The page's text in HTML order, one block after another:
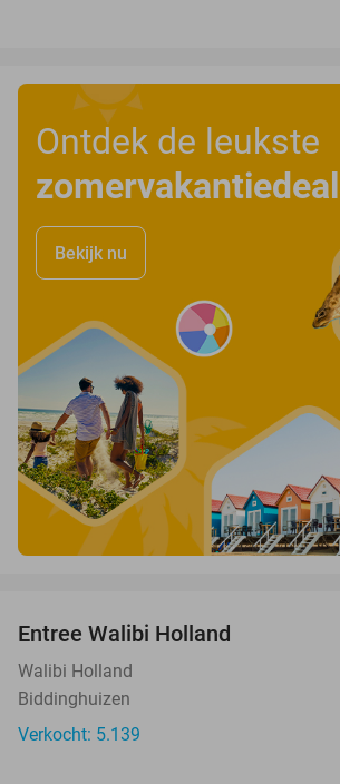
Ontdek de leukste
Bekijk nu
Entree Walibi Holland
Walibi Holland
Biddinghuizen
Verkocht: 5.139